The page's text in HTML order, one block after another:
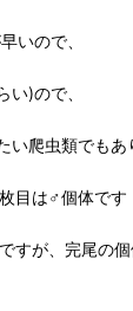
いので、
)ので、
い爬虫類でもあ
目は♂個体です
が、完尾の個